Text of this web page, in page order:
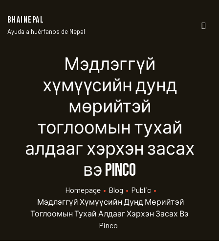
BHAINEPAL
Ayuda a huérfanos de Nepal
Мэдлэггүй
хүмүүсийн дунд
мөрийтэй
тоглоомын тухай
алдааг хэрхэн засах
вэ Pinco
Homepage • Blog • Public •
Мэдлэггүй Хүмүүсийн Дунд Мөрийтэй
Тоглоомын Тухай Алдааг Хэрхэн Засах Вэ
Pinco